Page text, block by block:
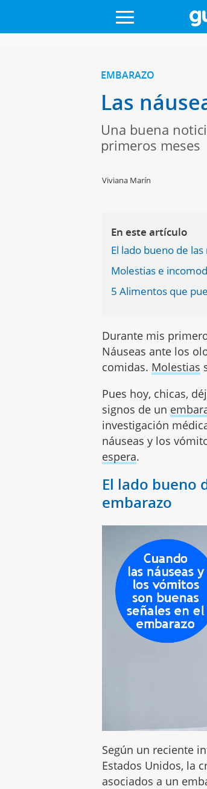
EMBARAZO
Las
Una buena
primeros meses
Viviana Marín
En este artículo
El lado bueno de
Molestias e
5 Alimentos que
Durante mis
Náuseas ante los
comidas. Molestias
Pues hoy, chicas,
signos de un
investigación
náuseas y los
espera.
El lado bueno
embarazo
Según un reciente
Estados Unidos, la
asociados a un